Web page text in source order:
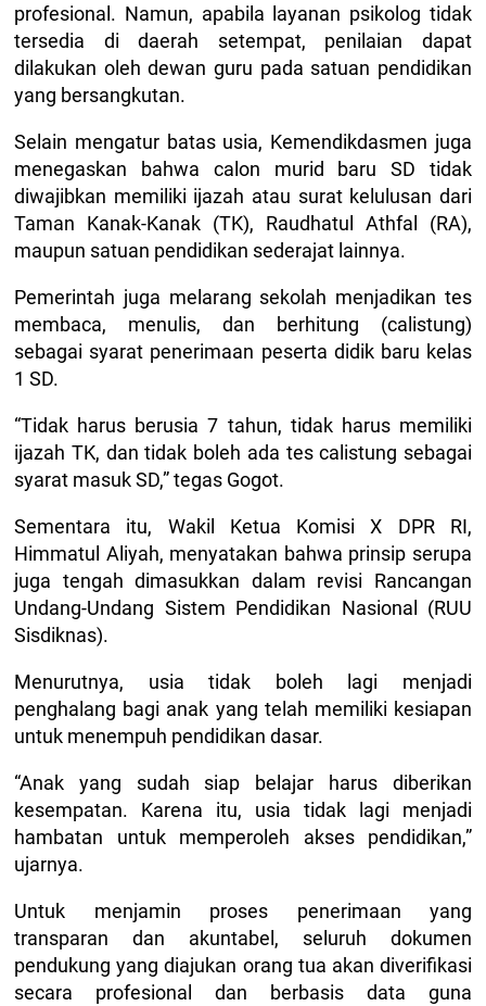
profesional. Namun, apabila layanan psikolog tidak
tersedia di daerah setempat, penilaian dapat
dilakukan oleh dewan guru pada satuan pendidikan
yang bersangkutan.
Selain mengatur batas usia, Kemendikdasmen juga
menegaskan bahwa calon murid baru SD tidak
diwajibkan memiliki ijazah atau surat kelulusan dari
Taman Kanak-Kanak (TK), Raudhatul Athfal (RA),
maupun satuan pendidikan sederajat lainnya.
Pemerintah juga melarang sekolah menjadikan tes
membaca, menulis, dan berhitung (calistung)
sebagai syarat penerimaan peserta didik baru kelas
1 SD.
“Tidak harus berusia 7 tahun, tidak harus memiliki
ijazah TK, dan tidak boleh ada tes calistung sebagai
syarat masuk SD,” tegas Gogot.
Sementara itu, Wakil Ketua Komisi X DPR RI,
Himmatul Aliyah, menyatakan bahwa prinsip serupa
juga tengah dimasukkan dalam revisi Rancangan
Undang-Undang Sistem Pendidikan Nasional (RUU
Sisdiknas).
Menurutnya, usia tidak boleh lagi menjadi
penghalang bagi anak yang telah memiliki kesiapan
untuk menempuh pendidikan dasar.
“Anak yang sudah siap belajar harus diberikan
kesempatan. Karena itu, usia tidak lagi menjadi
hambatan untuk memperoleh akses pendidikan,”
ujarnya.
Untuk menjamin proses penerimaan yang
transparan dan akuntabel, seluruh dokumen
pendukung yang diajukan orang tua akan diverifikasi
secara profesional dan berbasis data guna